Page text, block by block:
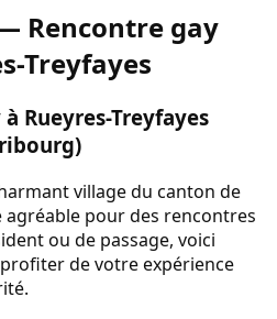
Rencontre gay
Treyfayes
Rueyres-Treyfayes
village du canton de
pour des rencontres
ou de passage, voici
de votre expérience